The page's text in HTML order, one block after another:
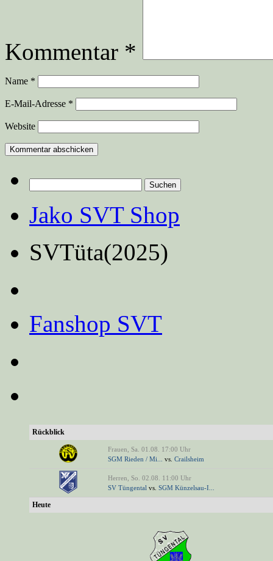
Kommentar *
Name *
E-Mail-Adresse *
Website
nach:
Jako SVT Shop
SVTüta(2025)
Fanshop SVT